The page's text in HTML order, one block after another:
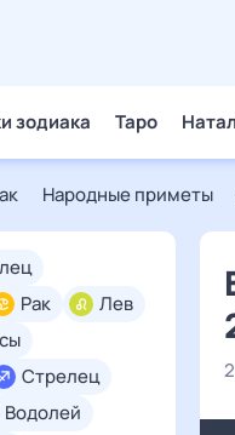
зодиака Таро
Народные приметы
Рак
Лев
Стрелец
Водолей